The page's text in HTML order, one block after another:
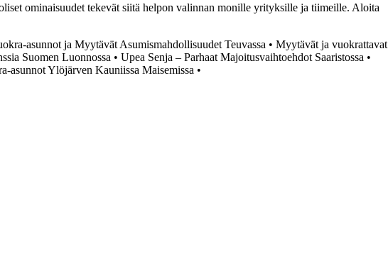
ominaisuudet tekevät siitä helpon valinnan monille yrityksille ja tiimeille. Aloita
asunnot ja Myytävät Asumismahdollisuudet Teuvassa • Myytävät ja vuokrattavat
Suomen Luonnossa • Upea Senja – Parhaat Majoitusvaihtoehdot Saaristossa •
Ylöjärven Kauniissa Maisemissa •